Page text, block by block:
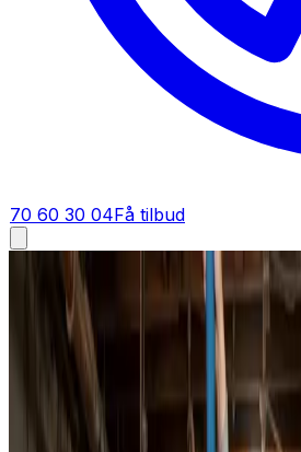
70 60 30 04Få tilbud
Ventilationsrens i Hanstholm
Ventilationsrens i
Ventilationsrens i Hanstholm for
og erhverv. Vi gennemgår
aggregat til bunds og
mærker forskellen med det samme.